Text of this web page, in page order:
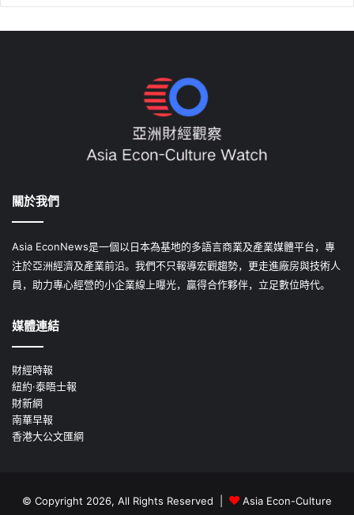
關於我們
Asia EconNews是一個以日本為基地的多語言商業及產業媒體平台，專
注於亞洲經濟及產業前沿。我們不只報導宏觀趨勢，更走進廠房與技術人
員，助力專心經營的小企業線上曝光，贏得合作夥伴，立足數位時代。
媒體連結
財經時報
紐約·泰晤士報
財新網
南華早報
香港大公文匯網
© Copyright 2026, All Rights Reserved | Asia Econ-Culture